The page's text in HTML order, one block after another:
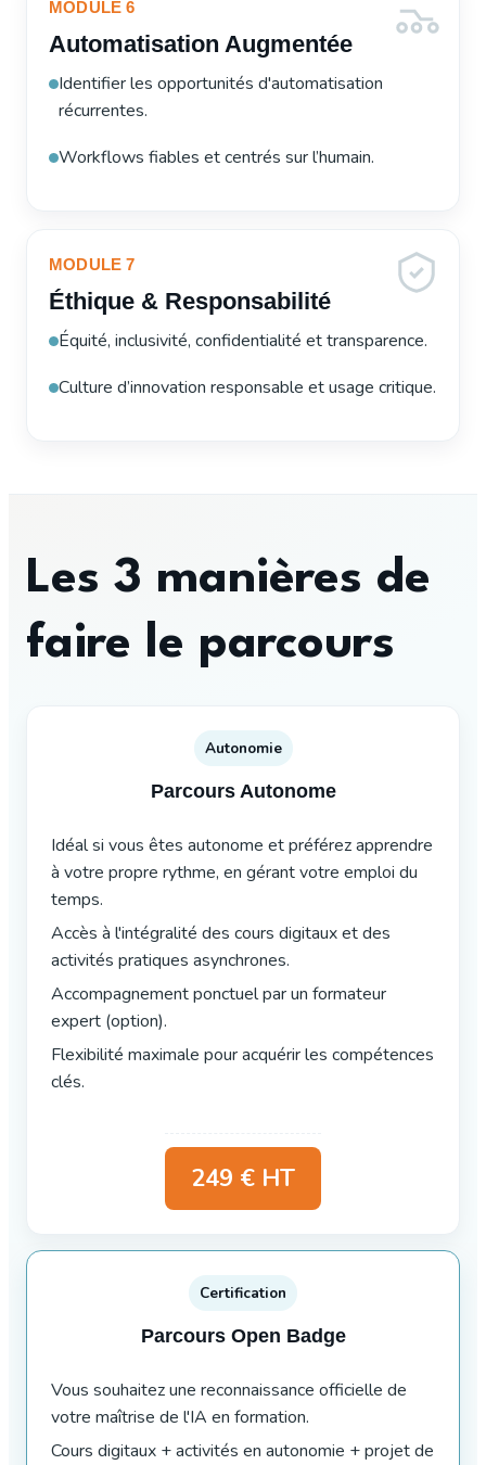
MODULE 6
Automatisation Augmentée
Identifier les opportunités d'automatisation
récurrentes.
Workflows fiables et centrés sur l’humain.
MODULE 7
Éthique & Responsabilité
Équité, inclusivité, confidentialité et transparence.
Culture d’innovation responsable et usage critique.
Les 3 manières de
faire le parcours
Autonomie
Parcours Autonome
Idéal si vous êtes autonome et préférez apprendre
à votre propre rythme, en gérant votre emploi du
temps.
Accès à l'intégralité des cours digitaux et des
activités pratiques asynchrones.
Accompagnement ponctuel par un formateur
expert (option).
Flexibilité maximale pour acquérir les compétences
clés.
249 € HT
Certification
Parcours Open Badge
Vous souhaitez une reconnaissance officielle de
votre maîtrise de l'IA en formation.
Cours digitaux + activités en autonomie + projet de